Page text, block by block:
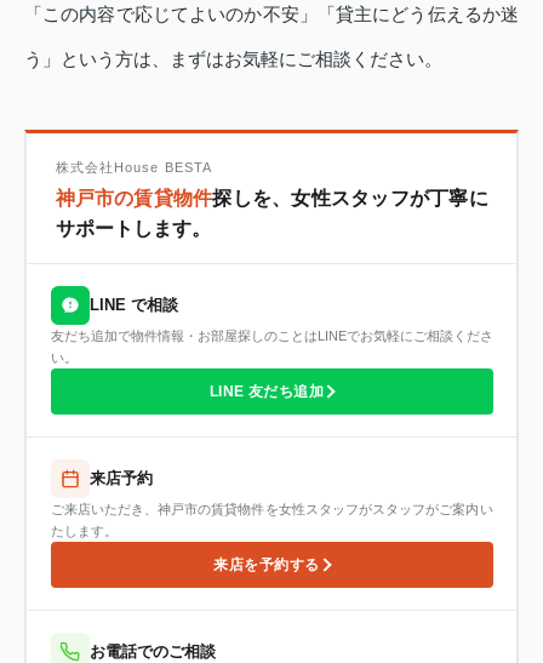
「この内容で応じてよいのか不安」「貸主にどう伝えるか迷
う」という方は、まずはお気軽にご相談ください。
株式会社House BESTA
神戸市の賃貸物件探しを、女性スタッフが丁寧に
サポートします。
LINE で相談
友だち追加で物件情報・お部屋探しのことはLINEでお気軽にご相談くださ
い。
LINE 友だち追加
来店予約
ご来店いただき、神戸市の賃貸物件を女性スタッフがスタッフがご案内い
たします。
来店を予約する
お電話でのご相談